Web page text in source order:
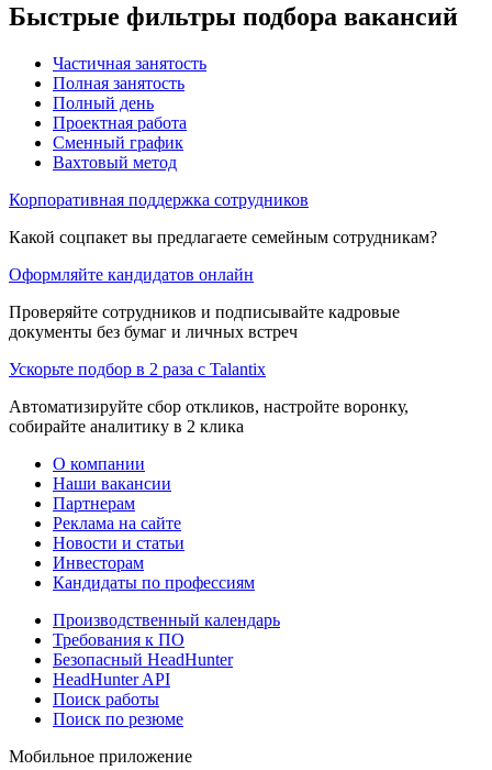
Быстрые фильтры подбора вакансий
Частичная занятость
Полная занятость
Полный день
Проектная работа
Сменный график
Вахтовый метод
Корпоративная поддержка сотрудников
Какой соцпакет вы предлагаете семейным сотрудникам?
Оформляйте кандидатов онлайн
Проверяйте сотрудников и подписывайте кадровые
документы без бумаг и личных встреч
Ускорьте подбор в 2 раза с Talantix
Автоматизируйте сбор откликов, настройте воронку,
собирайте аналитику в 2 клика
О компании
Наши вакансии
Партнерам
Реклама на сайте
Новости и статьи
Инвесторам
Кандидаты по профессиям
Производственный календарь
Требования к ПО
Безопасный HeadHunter
HeadHunter API
Поиск работы
Поиск по резюме
Мобильное приложение